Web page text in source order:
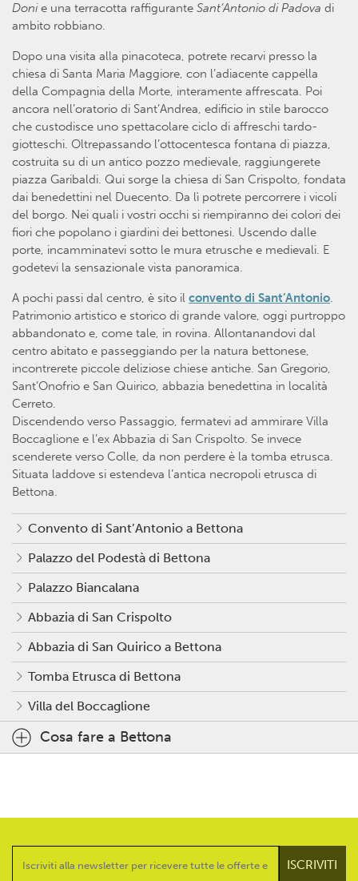
Donie una terracotta raffigurante Sant’Antonio di Padova di
ambito robbiano.
Dopo una visita alla pinacoteca, potrete recarvi presso la
chiesa di Santa Maria Maggiore, con l’adiacente cappella
della Compagnia della Morte, interamente affrescata. Poi
ancora nell’oratorio di Sant’Andrea, edificio in stile barocco
che custodisce uno spettacolare ciclo di affreschi tardo-
giotteschi. Oltrepassando l’ottocentesca fontana di piazza,
costruita su di un antico pozzo medievale, raggiungerete
piazza Garibaldi. Qui sorge la chiesa di San Crispolto, fondata
dai benedettini nel Duecento. Da lì potrete percorrere i vicoli
del borgo. Nei quali i vostri occhi si riempiranno dei colori dei
fiori che popolano i giardini dei bettonesi. Uscendo dalle
porte, incamminatevi sotto le mura etrusche e medievali. E
godetevi la sensazionale vista panoramica.
A pochi passi dal centro, è sito il convento di Sant’Antonio.
Patrimonio artistico e storico di grande valore, oggi purtroppo
abbandonato e, come tale, in rovina. Allontanandovi dal
centro abitato e passeggiando per la natura bettonese,
incontrerete piccole deliziose chiese antiche. San Gregorio,
Sant’Onofrio e San Quirico, abbazia benedettina in località
Cerreto.
Discendendo verso Passaggio, fermatevi ad ammirare Villa
Boccaglione e l’ex Abbazia di San Crispolto. Se invece
scenderete verso Colle, da non perdere è la tomba etrusca.
Situata laddove si estendeva l’antica necropoli etrusca di
Bettona.
Convento di Sant’Antonio a Bettona
Palazzo del Podestà di Bettona
Palazzo Biancalana
Abbazia di San Crispolto
Abbazia di San Quirico a Bettona
Tomba Etrusca di Bettona
Villa del Boccaglione
Cosa fare a Bettona